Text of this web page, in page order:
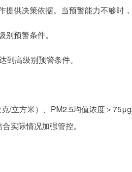
供决策依据。当预警能力不够时，
预警条件。
高级别预警条件。
/立方米）、PM2.5均值浓度＞
实际情况加强管控。